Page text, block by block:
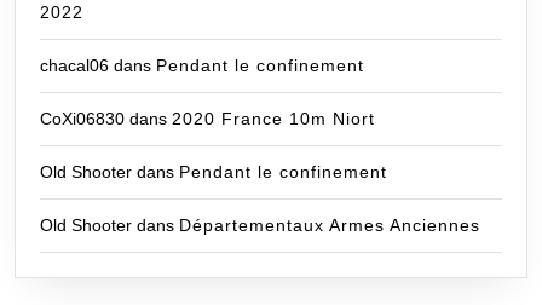
2022
chacal06 dans Pendant le confinement
CoXi06830 dans 2020 France 10m Niort
Old Shooter dans Pendant le confinement
Old Shooter dans Départementaux Armes Anciennes